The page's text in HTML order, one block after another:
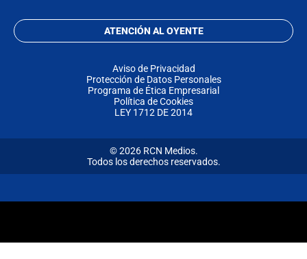
ATENCIÓN AL OYENTE
Aviso de Privacidad
Protección de Datos Personales
Programa de Ética Empresarial
Política de Cookies
LEY 1712 DE 2014
© 2026 RCN Medios.
Todos los derechos reservados.